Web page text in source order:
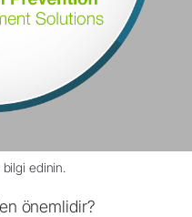
bilgi edinin.
önemlidir?